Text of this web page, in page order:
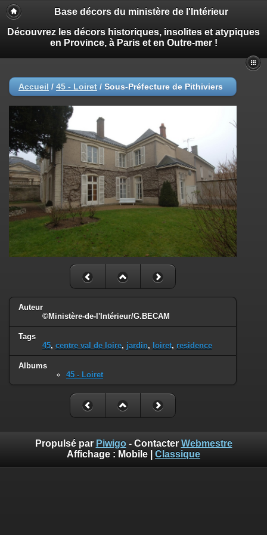
Base décors du ministère de l'Intérieur
Découvrez les décors historiques, insolites et atypiques
en Province, à Paris et en Outre-mer !
Accueil / 45 - Loiret / Sous-Préfecture de Pithiviers
Auteur
©Ministère-de-l'Intérieur/G.BECAM
Tags
45, centre val de loire, jardin, loiret, residence
Albums
45 - Loiret
Propulsé par Piwigo- Contacter Webmestre
Affichage : Mobile Classique